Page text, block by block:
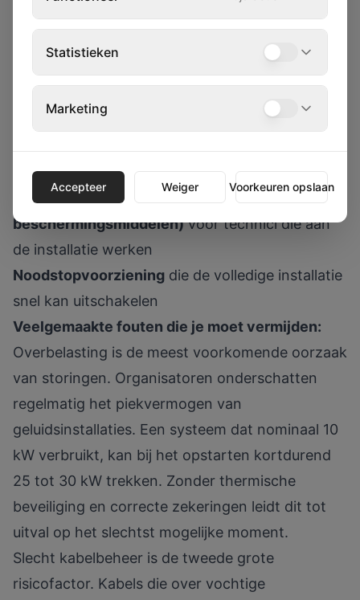
stroominstallaties:
GFCI aardlekschakelaars
op elk circuit dat
toegankelijk is voor publiek
Visuele inspectievan kabels en aansluitingen
voor elk evenement
VOP (Veiligheidsonderricht en Persoonlijke
beschermingsmiddelen)voor technici die aan
de installatie werken
Noodstopvoorziening die de volledige installatie
snel kan uitschakelen
Veelgemaakte fouten die je moet vermijden:
Overbelasting is de meest voorkomende oorzaak
van storingen. Organisatoren onderschatten
regelmatig het piekvermogen van
geluidsinstallaties. Een systeem dat nominaal 10
kW verbruikt, kan bij het opstarten kortdurend
25 tot 30 kW trekken. Zonder thermische
beveiliging en correcte zekeringen leidt dit tot
uitval op het slechtst mogelijke moment.
Slecht kabelbeheer is de tweede grote
risicofactor. Kabels die over vochtige
Statistieken
Marketing
Accepteer Weiger Voorkeuren opslaan